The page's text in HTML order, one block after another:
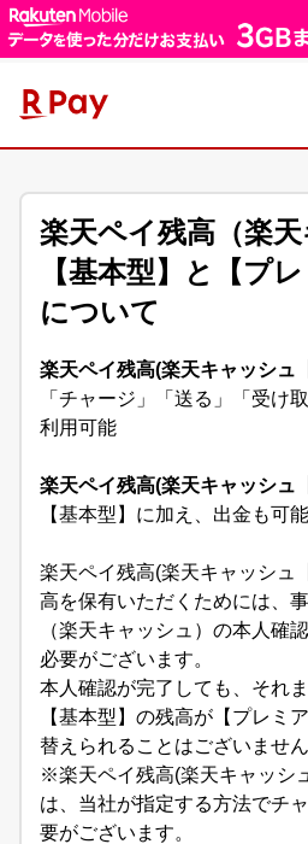
楽天ペイ残高（楽
【基本型】と【プ
について
楽天ペイ残高(楽天キャッシュ
「チャージ」「送る」「受け
利用可能
楽天ペイ残高(楽天キャッシュ
【基本型】に加え、出金も可能
楽天ペイ残高(楽天キャッシュ
高を保有いただくためには、
（楽天キャッシュ）の本人確
必要がございます。
本人確認が完了しても、それ
【基本型】の残高が【プレミ
替えられることはございません
※楽天ペイ残高(楽天キャッシ
は、当社が指定する方法でチ
要がございます。